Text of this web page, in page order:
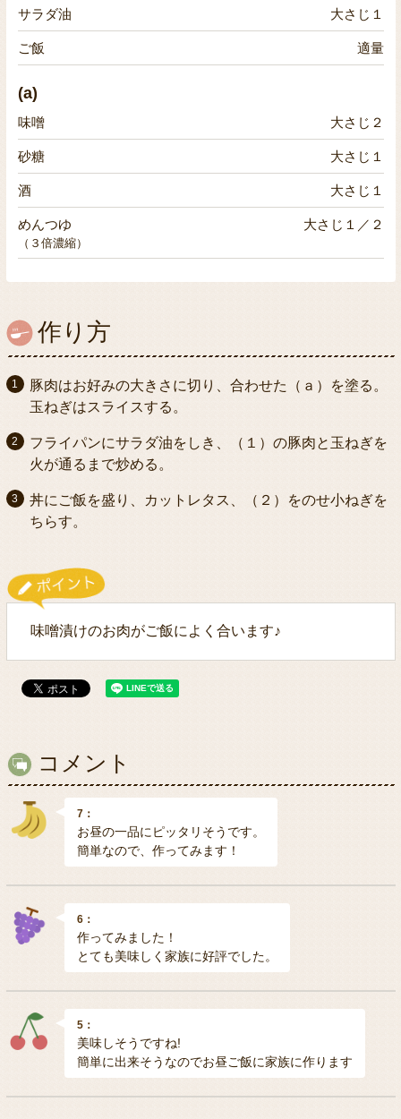
サラダ油 大さじ１
ご飯 適量
(a)
味噌 大さじ２
砂糖 大さじ１
酒 大さじ１
めんつゆ 大さじ１／２
（３倍濃縮）
作り方
豚肉はお好みの大きさに切り、合わせた（ａ）を塗る。
玉ねぎはスライスする。
フライパンにサラダ油をしき、（１）の豚肉と玉ねぎを
火が通るまで炒める。
丼にご飯を盛り、カットレタス、（２）をのせ小ねぎを
ちらす。
味噌漬けのお肉がご飯によく合います♪
コメント
7：
お昼の一品にピッタリそうです。
簡単なので、作ってみます！
6：
作ってみました！
とても美味しく家族に好評でした。
5：
美味しそうですね!
簡単に出来そうなのでお昼ご飯に家族に作ります